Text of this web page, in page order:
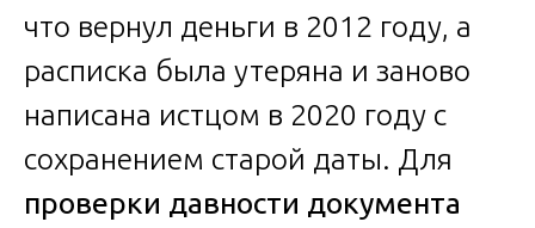
что вернул деньги в 2012 году, а
расписка была утеряна и заново
написана истцом в 2020 году с
сохранением старой даты. Для
проверки давности документа